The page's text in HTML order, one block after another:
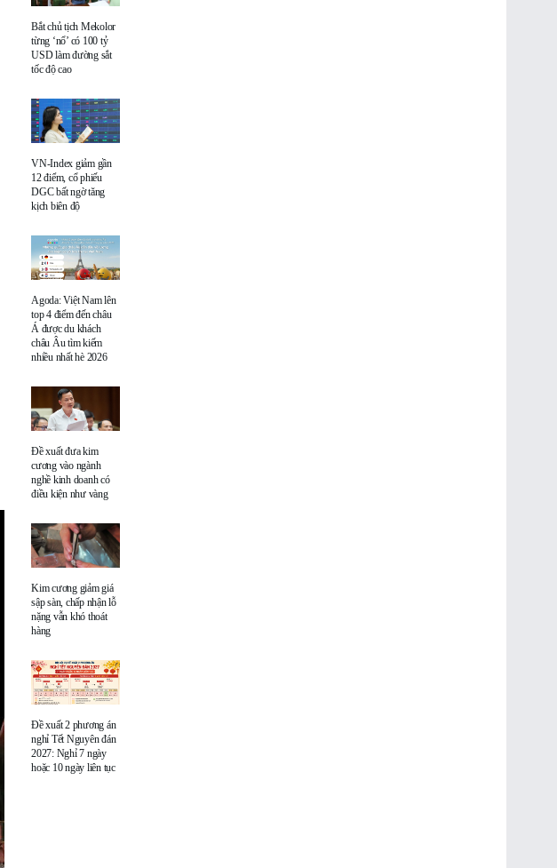
Bắt chủ tịch Mekolor
từng ‘nổ’ có 100 tỷ
USD làm đường sắt
tốc độ cao
VN-Index giảm gần
12 điểm, cổ phiếu
DGC bất ngờ tăng
kịch biên độ
Agoda: Việt Nam lên
top 4 điểm đến châu
Á được du khách
châu Âu tìm kiếm
nhiều nhất hè 2026
Đề xuất đưa kim
cương vào ngành
nghề kinh doanh có
điều kiện như vàng
Kim cương giảm giá
sập sàn, chấp nhận lỗ
nặng vẫn khó thoát
hàng
Đề xuất 2 phương án
nghỉ Tết Nguyên đán
2027: Nghỉ 7 ngày
hoặc 10 ngày liên tục